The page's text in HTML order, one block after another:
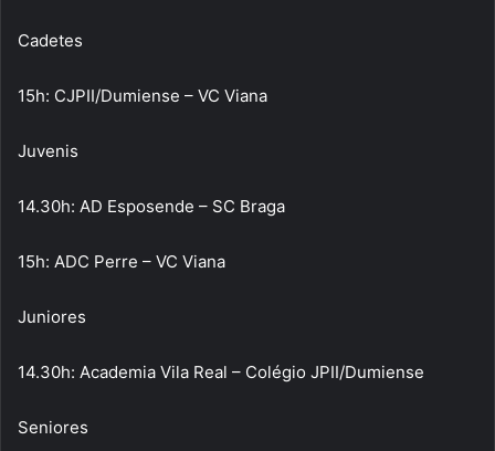
Cadetes
15h: CJPII/Dumiense – VC Viana
Juvenis
14.30h: AD Esposende – SC Braga
15h: ADC Perre – VC Viana
Juniores
14.30h: Academia Vila Real – Colégio JPII/Dumiense
Seniores